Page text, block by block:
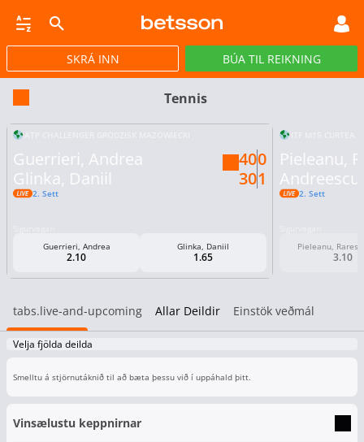
GULLPOTTAR PÓKER TILBOÐ VIRTUAL
SKRÁ INN BÚA TIL REIKNING
Tennis
Guerrieri, Andrea
Glinka, Daniil
40
30
0
1
2. Sett
Guerrieri, Andrea
2.10
Glinka, Daniil
1.65
Pieleanu,
2. Sett
Pieleanu, Rares
3.10
tabs.live-and-upcoming Allar Deildir Einstök veðmál
Velja fjölda deilda
Smelltu á stjörnutáknið til að bæta þessu við í uppáhald þitt.
Vinsælustu keppnirnar